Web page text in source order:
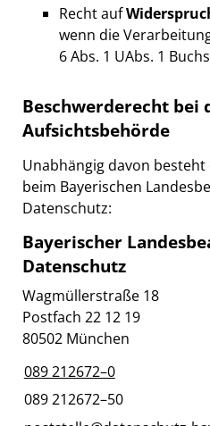
Recht auf
wenn die
6 Abs. 1 UAbs. 1
Beschwerderecht bei
Aufsichtsbehörde
Unabhängig davon
beim Bayerischen
Datenschutz:
Bayerischer
Datenschutz
Wagmüllerstraße 18
Postfach 22 12 19
80502 München
089 212672–0
089 212672–50